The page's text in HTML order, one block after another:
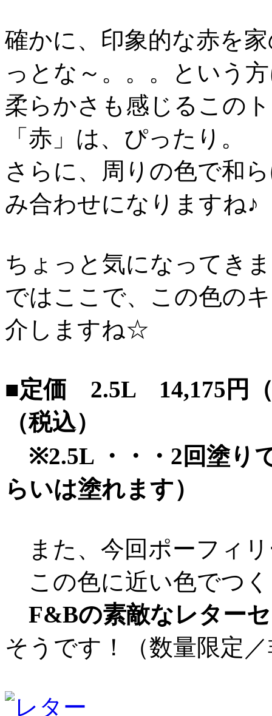
確かに、印象的な赤を
っとな～。。。という
柔らかさも感じるこの
「赤」は、ぴったり。
さらに、周りの色で和
み合わせになりますね♪
ちょっと気になってき
ではここで、この色の
介しますね☆
■定価 2.5L 14,175円
（税込）
※2.5L ・・・2回塗り
らいは塗れます）
また、今回ポーフィ
この色に近い色でつ
F&Bの素敵なレター
そうです！（数量限定